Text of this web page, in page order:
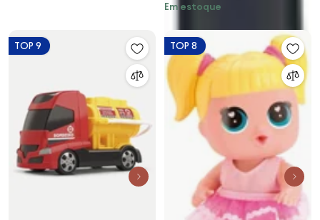
Escuro 1 Peça
Em estoque
TOP 9 TOP 8